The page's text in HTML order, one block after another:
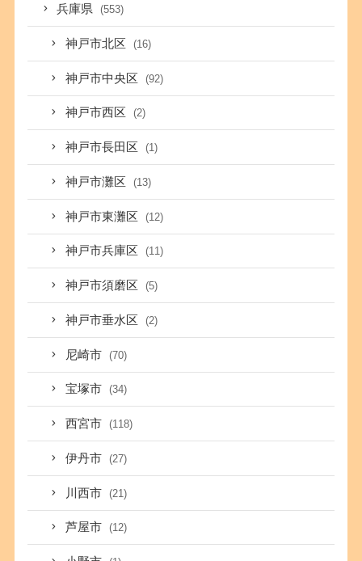
兵庫県 (553)
神戸市北区 (16)
神戸市中央区 (92)
神戸市西区 (2)
神戸市長田区 (1)
神戸市灘区 (13)
神戸市東灘区 (12)
神戸市兵庫区 (11)
神戸市須磨区 (5)
神戸市垂水区 (2)
尼崎市 (70)
宝塚市 (34)
西宮市 (118)
伊丹市 (27)
川西市 (21)
芦屋市 (12)